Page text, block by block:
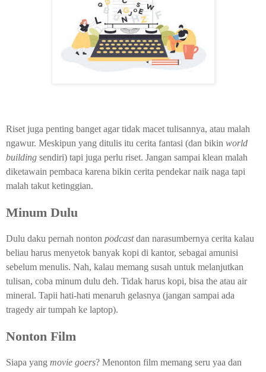
Riset juga penting banget agar tidak macet tulisannya, atau malah
ngawur. Meskipun yang ditulis itu cerita fantasi (dan bikin world
building sendiri) tapi juga perlu riset. Jangan sampai klean malah
diketawain pembaca karena bikin cerita pendekar naik naga tapi
malah takut ketinggian.
Minum Dulu
Dulu daku pernah nonton podcastdan narasumbernya cerita kalau
beliau harus menyetok banyak kopi di kantor, sebagai amunisi
sebelum menulis. Nah, kalau memang susah untuk melanjutkan
tulisan, coba minum dulu deh. Tidak harus kopi, bisa the atau air
mineral. Tapii hati-hati menaruh gelasnya (jangan sampai ada
tragedy air tumpah ke laptop).
Nonton Film
Siapa yang movie goers? Menonton film memang seru yaa dan